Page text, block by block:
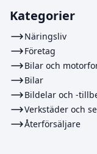
Kategorier
Näringsliv
Företag
Bilar och
Bilar
Bildelar och -
Verkstäder och
Återförsäljare